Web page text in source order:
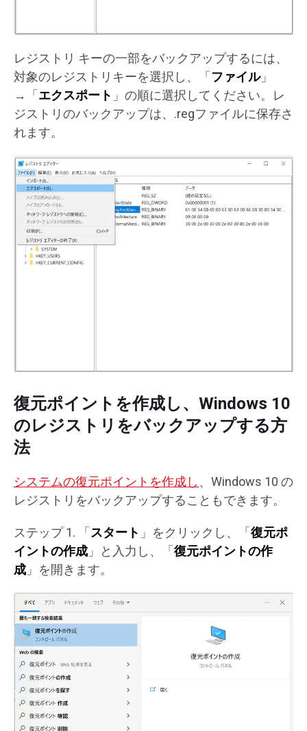
レジストリ キーの一部をバックアップするには、
対象のレジストリキーを選択し、「ファイル」
→「エクスポート 」の順に選択してください。レ
ジストリのバックアップは、.regファイルに保存さ
れます。
復元ポイントを作成し、Windows 10
のレジストリをバックアップする方
法
システムの復元ポイントを作成し 、Windows 10 の
レジストリをバックアップすることもできます。
ステップ 1. 「 スタート 」をクリックし、「 復元ポ
イントの作成 」と入力し、「 復元ポイントの作
成 」を開きます。